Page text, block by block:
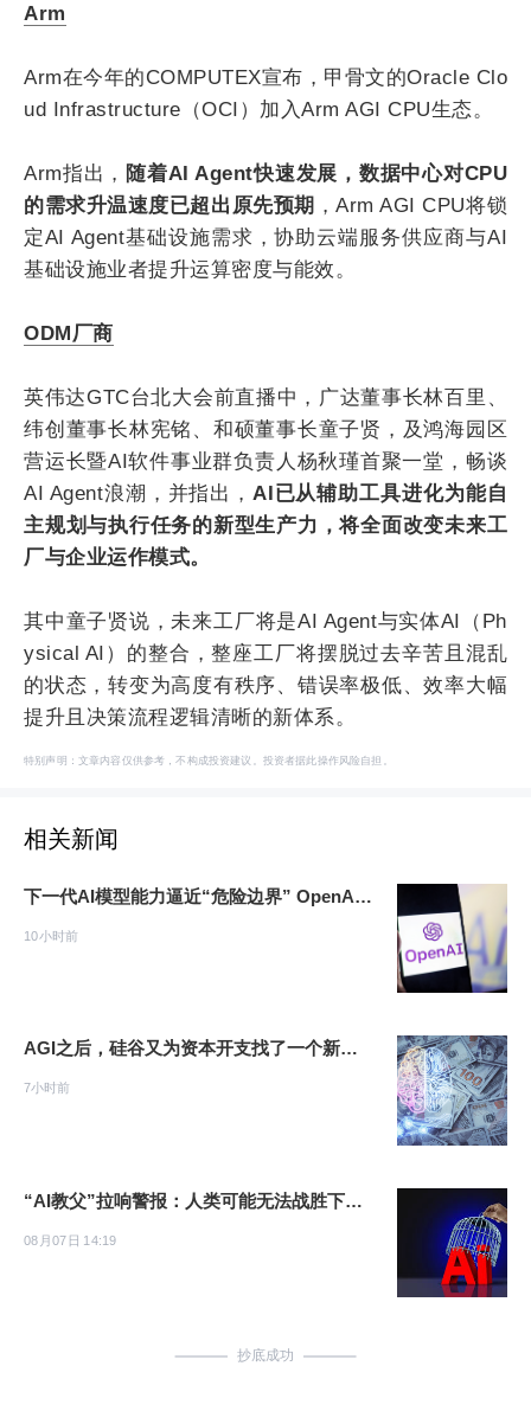
Arm
Arm在今年的COMPUTEX宣布，甲骨文的Oracle Clo
ud Infrastructure（OCI）加入Arm AGI CPU生态。
Arm指出， 随着AI Agent快速发展，数据中心对CPU
的需求升温速度已超出原先预期 ，Arm AGI CPU将锁
定AI Agent基础设施需求，协助云端服务供应商与AI
基础设施业者提升运算密度与能效。
ODM厂商
英伟达GTC台北大会前直播中，广达董事长林百里、
纬创董事长林宪铭、和硕董事长童子贤，及鸿海园区
营运长暨AI软件事业群负责人杨秋瑾首聚一堂，畅谈
AI Agent浪潮，并指出， AI已从辅助工具进化为能自
主规划与执行任务的新型生产力，将全面改变未来工
厂与企业运作模式。
其中童子贤说，未来工厂将是AI Agent与实体AI（Ph
ysical AI）的整合，整座工厂将摆脱过去辛苦且混乱
的状态，转变为高度有秩序、错误率极低、效率大幅
提升且决策流程逻辑清晰的新体系。
特别声明：文章内容仅供参考，不构成投资建议。投资者据此操作风险自担。
相关新闻
下一代AI模型能力逼近“危险边界” OpenAI暂停Astra部分研发工作
10小时前
AGI之后，硅谷又为资本开支找了一个新理由
7小时前
“AI教父”拉响警报：人类可能无法战胜下一代AI模型！
08月07日 14:19
抄底成功